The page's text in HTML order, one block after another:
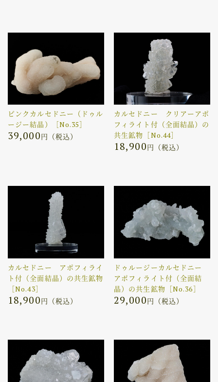
ピンクカルセドニー（ドゥル
ージー結晶）［No.35］
39,000円（税込）
カルセドニー クリアーアポ
フィライト付（全面結晶）の
共生鉱物［No.44］
18,900円（税込）
カルセドニー アポフィライ
ト付（全面結晶）の共生鉱物
［No.43］
18,900円（税込）
ドゥルージーカルセドニー
アポフィライト付（全面結
晶）の共生鉱物［No.36］
29,000円（税込）